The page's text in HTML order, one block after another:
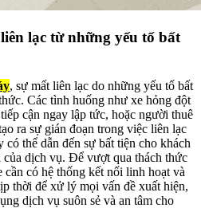
lạc từ những yếu tố bất
, sự mất liên lạc do những yếu tố bất
Các tình huống như xe hỏng đột
cận ngay lập tức, hoặc người thuê
ra sự gián đoạn trong việc liên lạc
thể dẫn đến sự bất tiện cho khách
dịch vụ. Để vượt qua thách thức
cần có hệ thống kết nối linh hoạt và
thời để xử lý mọi vấn đề xuất hiện,
dịch vụ suôn sẻ và an tâm cho